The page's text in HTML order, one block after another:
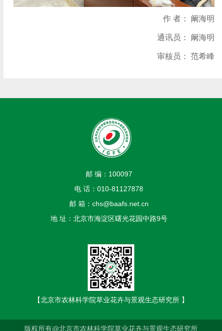
作 者： 阚海明
通讯员： 阚海明
审核员： 范希峰
邮 编：100097
电 话：010-81127878
邮 箱：chs@baafs.net.cn
地 址：北京市海淀区曙光花园中路9号
【北京市农林科学院草业花卉与景观生态研究所 】
版权所有@北京市农林科学院草业花卉与景观生态研究所